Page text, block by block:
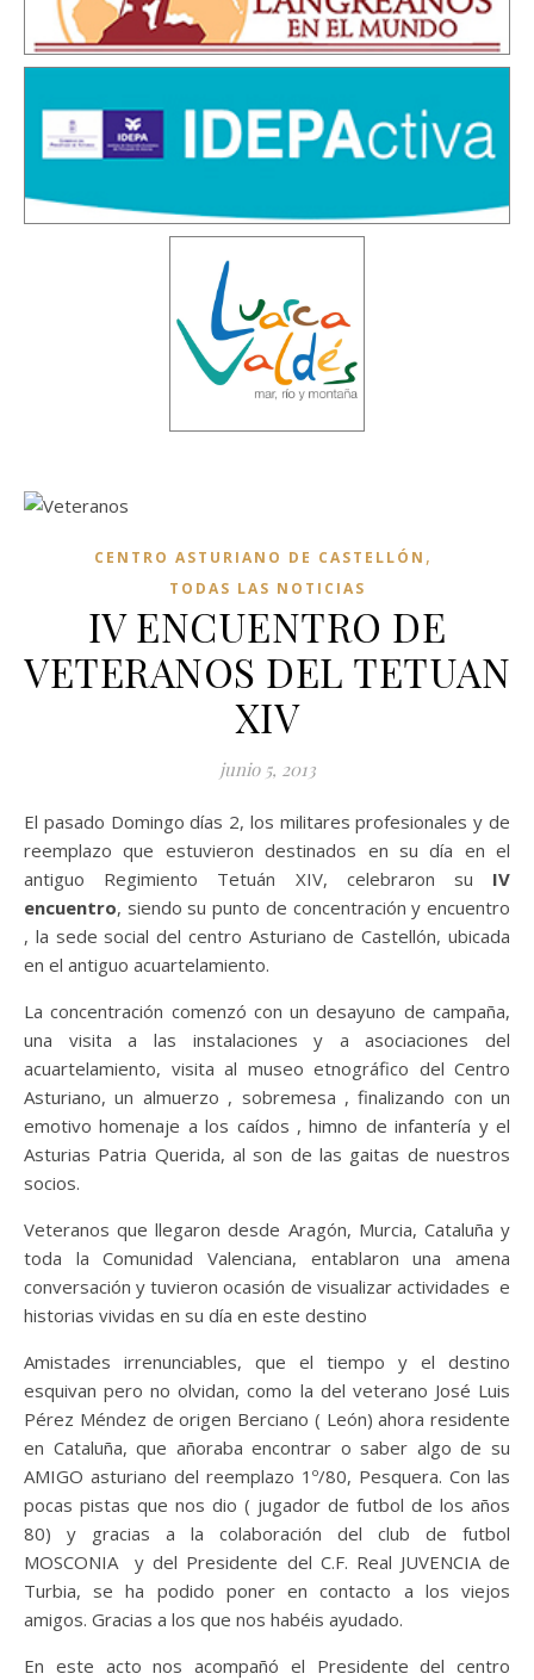
CENTRO ASTURIANO DE CASTELLÓN ,
TODAS LAS NOTICIAS
IV ENCUENTRO DE
VETERANOS DEL TETUAN
XIV
junio 5, 2013
El pasado Domingo días 2, los militares profesionales y de
reemplazo que estuvieron destinados en su día en el
antiguo Regimiento Tetuán XIV, celebraron su IV
encuentro, siendo su punto de concentración y encuentro
, la sede social del centro Asturiano de Castellón, ubicada
en el antiguo acuartelamiento.
La concentración comenzó con un desayuno de campaña,
una visita a las instalaciones y a asociaciones del
acuartelamiento, visita al museo etnográfico del Centro
Asturiano, un almuerzo , sobremesa , finalizando con un
emotivo homenaje a los caídos , himno de infantería y el
Asturias Patria Querida, al son de las gaitas de nuestros
socios.
Veteranos que llegaron desde Aragón, Murcia, Cataluña y
toda la Comunidad Valenciana, entablaron una amena
conversación y tuvieron ocasión de visualizar actividades e
historias vividas en su día en este destino
Amistades irrenunciables, que el tiempo y el destino
esquivan pero no olvidan, como la del veterano José Luis
Pérez Méndez de origen Berciano ( León) ahora residente
en Cataluña, que añoraba encontrar o saber algo de su
AMIGO asturiano del reemplazo 1º/80, Pesquera. Con las
pocas pistas que nos dio ( jugador de futbol de los años
80) y gracias a la colaboración del club de futbol
MOSCONIA y del Presidente del C.F. Real JUVENCIA de
Turbia, se ha podido poner en contacto a los viejos
amigos. Gracias a los que nos habéis ayudado.
En este acto nos acompañó el Presidente del centro